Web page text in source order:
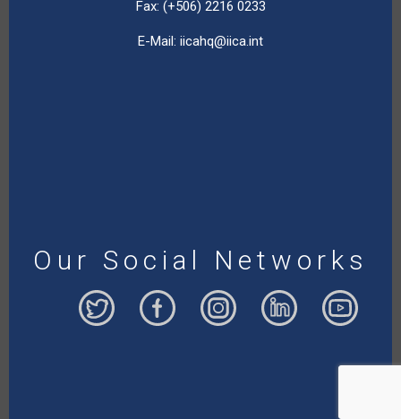
Fax: (+506) 2216 0233
E-Mail: iicahq@iica.int
Our Social Networks